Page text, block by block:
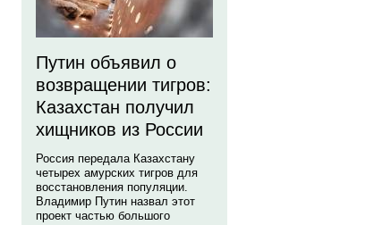
Путин объявил о
возвращении тигров:
Казахстан получил
хищников из России
Россия передала Казахстану
четырех амурских тигров для
восстановления популяции.
Владимир Путин назвал этот
проект частью большого